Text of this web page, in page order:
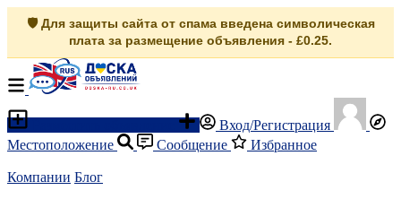
🛡️ Для защиты сайта от спама введена символическая
плата за размещение объявления - £0.25.
Вход/Регистрация
Местоположение
Сообщение Избранное
Компании Блог